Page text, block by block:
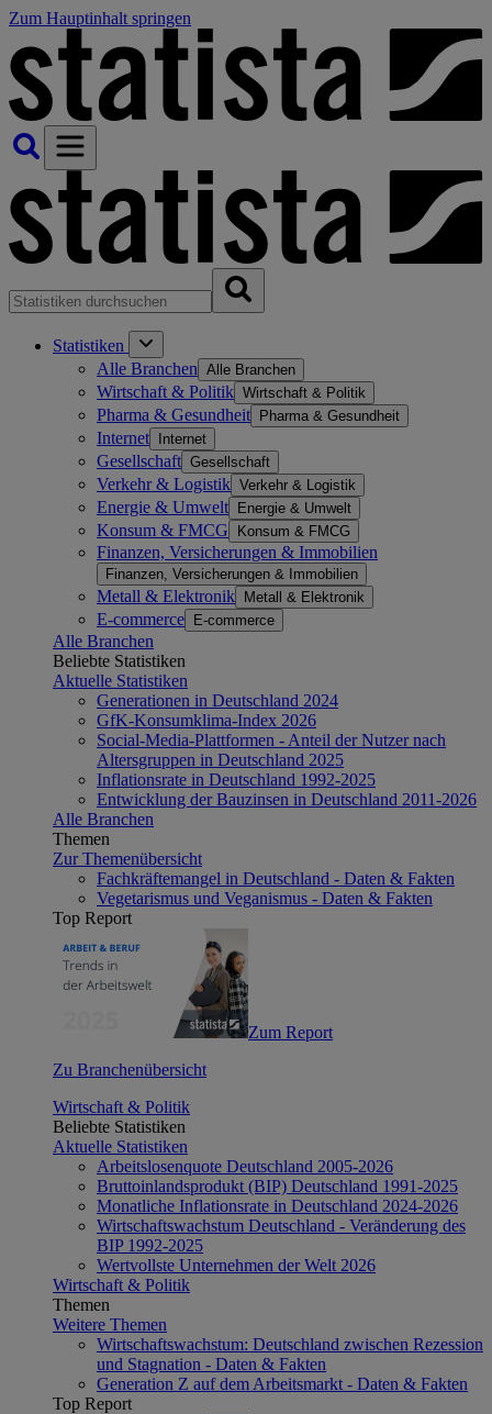
Zum Hauptinhalt springen
Statistiken
Alle Branchen Alle Branchen
Wirtschaft & Politik Wirtschaft & Politik
Pharma & Gesundheit Pharma & Gesundheit
Internet Internet
Gesellschaft Gesellschaft
Verkehr & Logistik Verkehr & Logistik
Energie & Umwelt Energie & Umwelt
Konsum & FMCG Konsum & FMCG
Finanzen, Versicherungen & Immobilien
Finanzen, Versicherungen & Immobilien
Metall & Elektronik Metall & Elektronik
E-commerce E-commerce
Alle Branchen
Beliebte Statistiken
Aktuelle Statistiken
Generationen in Deutschland 2024
GfK-Konsumklima-Index 2026
Social-Media-Plattformen - Anteil der Nutzer nach
Altersgruppen in Deutschland 2025
Inflationsrate in Deutschland 1992-2025
Entwicklung der Bauzinsen in Deutschland 2011-2026
Alle Branchen
Themen
Zur Themenübersicht
Fachkräftemangel in Deutschland - Daten & Fakten
Vegetarismus und Veganismus - Daten & Fakten
Top Report
Zum Report
Zu Branchenübersicht
Wirtschaft & Politik
Beliebte Statistiken
Aktuelle Statistiken
Arbeitslosenquote Deutschland 2005-2026
Bruttoinlandsprodukt (BIP) Deutschland 1991-2025
Monatliche Inflationsrate in Deutschland 2024-2026
Wirtschaftswachstum Deutschland - Veränderung des
BIP 1992-2025
Wertvollste Unternehmen der Welt 2026
Wirtschaft & Politik
Themen
Weitere Themen
Wirtschaftswachstum: Deutschland zwischen Rezession
und Stagnation - Daten & Fakten
Generation Z auf dem Arbeitsmarkt - Daten & Fakten
Top Report